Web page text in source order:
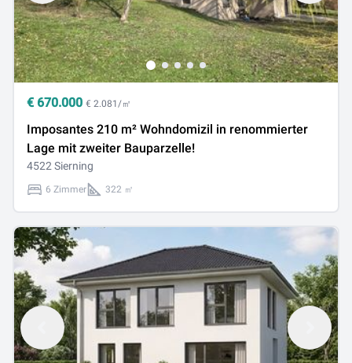
€ 670.000 € 2.081/㎡
Imposantes 210 m² Wohndomizil in renommierter
Lage mit zweiter Bauparzelle!
4522 Sierning
6 Zimmer 322 ㎡